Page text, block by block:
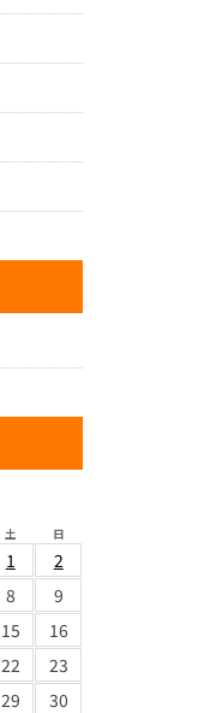
土 日
1
2
8
9
15
16
22
23
29
30